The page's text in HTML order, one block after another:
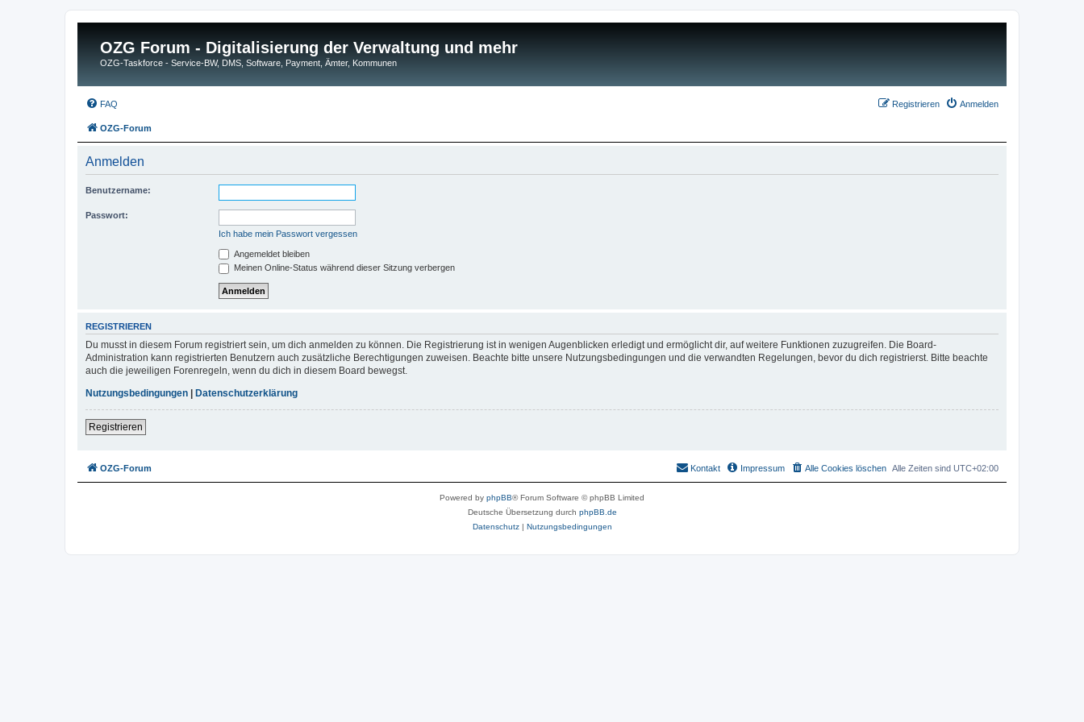
OZG Forum - Digitalisierung der Verwaltung und mehr
OZG-Taskforce - Service-BW, DMS, Software, Payment, Ämter, Kommunen
FAQ Anmelden
Registrieren
OZG-Forum
Anmelden
Benutzername:
Passwort:
Ich habe mein Passwort vergessen
Angemeldet bleiben
Meinen Online-Status während dieser Sitzung verbergen
REGISTRIEREN
Du musst in diesem Forum registriert sein, um dich anmelden zu können. Die Registrierung ist in wenigen Augenblicken erledigt und ermöglicht dir, auf weitere Funktionen zuzugreifen. Die Board-
Administration kann registrierten Benutzern auch zusätzliche Berechtigungen zuweisen. Beachte bitte unsere Nutzungsbedingungen und die verwandten Regelungen, bevor du dich registrierst. Bitte beachte
auch die jeweiligen Forenregeln, wenn du dich in diesem Board bewegst.
Nutzungsbedingungen
Datenschutzerklärung
Registrieren
OZG-Forum Alle Zeiten sind UTC+02:00
Alle Cookies löschen
Impressum
Kontakt
Powered by phpBB® Forum Software © phpBB Limited
Deutsche Übersetzung durch phpBB.de
Datenschutz| Nutzungsbedingungen